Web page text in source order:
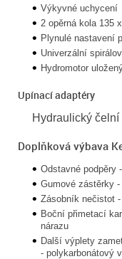
Výkyvné uchycení
2 opěrná kola 135
Plynulé nastavení
Univerzální
Hydromotor
Upínací adaptéry
Hydraulický
Doplňková výbava
Odstavné podpěry
Gumové zástěrky
Zásobník nečistot
Boční přimetací
nárazu
Další výplety
- polykarbonátový